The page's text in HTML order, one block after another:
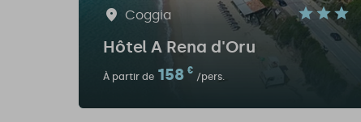
Coggia
Hôtel A Rena d'Oru
À partir de 158 €
/pers.